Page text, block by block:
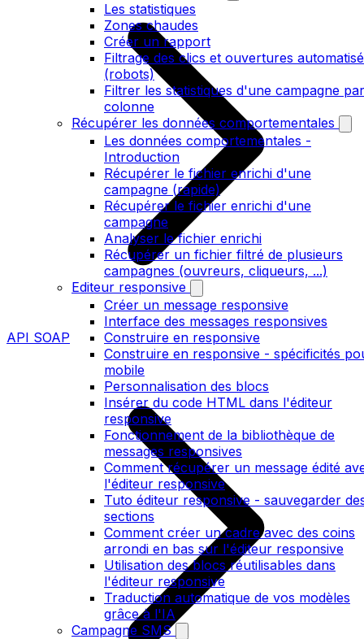
Les statistiques
Zones chaudes
Créer un rapport
Filtrage des clics et ouvertures
(robots)
Filtrer les statistiques d'une campagne par
colonne
Récupérer les données comportementales
Les données comportementales -
Introduction
Récupérer le fichier enrichi d'une
campagne (rapide)
Récupérer le fichier enrichi d'une
campagne
Analyser le fichier enrichi
Récupérer un fichier filtré de plusieurs
campagnes (ouvreurs, cliqueurs, ...)
Editeur responsive
Créer un message responsive
Interface des messages responsives
Construire en responsive
Construire en responsive - spécificités
mobile
Personnalisation des blocs
Insérer du code HTML dans l'éditeur
responsive
Fonctionnement de la bibliothèque de
messages responsives
Comment récupérer un message édité
l'éditeur responsive
Tuto éditeur responsive - sauvegarder
sections
Comment créer un cadre avec des coins
arrondi en bas sur l'éditeur responsive
Utilisation des blocs réutilisables dans
l'éditeur responsive
Traduction automatique de vos modèles
grâce à l'IA
Campagne SMS
API SOAP